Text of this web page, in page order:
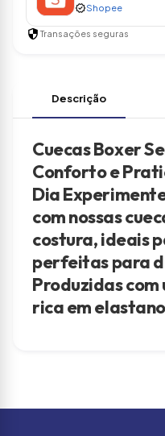
verifiedShopee
securityTransações seguras
Descrição
Cuecas Boxer
Conforto e
Dia
com nossas
costura, ideais
perfeitas para
Produzidas
rica em